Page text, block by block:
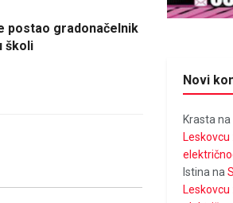
postao gradonačelnik
školi
Novi
Krasta na
Istina na